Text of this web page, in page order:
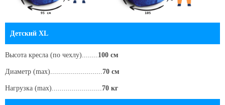
Детский XL
Высота кресла (по чехлу) 100 см
Диаметр (max).......................... 70 см
Нагрузка (max)......................... 70 кг